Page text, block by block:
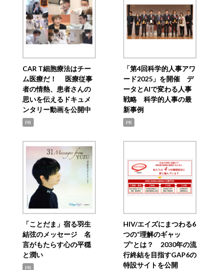
CAR T細胞療法はチー
ム医療だ！ 医療従事
者の情熱、患者さんの
思いを伝えるドキュメ
ンタリー動画を公開中
PR
「第4回科学的人事アワ
ード2025」を開催 デ
ータとAIで変わる人事
戦略 科学的人事の最
新事例
PR
「ことだま」宿る羽生
結弦のメッセージ 名
言がもたらす心の平穏
と潤い
PR
HIV/エイズにまつわる6
つの“理解のギャッ
プ”とは？ 2030年の流
行終結を目指すGAP6の
特設サイトを公開